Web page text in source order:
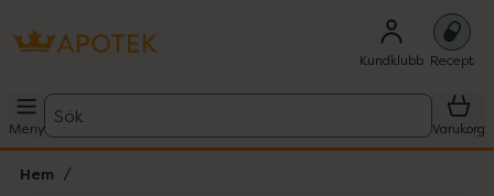
Kundklubb Recept
Meny
Sök
Varukorg
Hem